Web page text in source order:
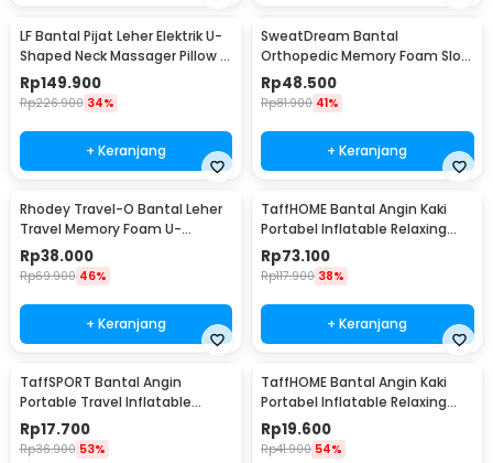
LF Bantal Pijat Leher Elektrik U-
Shaped Neck Massager Pillow -
LR-S100
Rp149.900
Rp226.900 34%
+ Keranjang
SweatDream Bantal
Orthopedic Memory Foam Slow
Rebound Bamboo - SD600
Rp48.500
Rp81.900 41%
+ Keranjang
Rhodey Travel-O Bantal Leher
Travel Memory Foam U-
Shaped Neck Pillow - SR43
Rp38.000
Rp69.900 46%
+ Keranjang
TaffHOME Bantal Angin Kaki
Portabel Inflatable Relaxing
Foot Rest - BSZ0020
Rp73.100
Rp117.900 38%
+ Keranjang
TaffSPORT Bantal Angin
Portable Travel Inflatable
Aeros Pillow - F8057
Rp17.700
Rp36.900 53%
TaffHOME Bantal Angin Kaki
Portabel Inflatable Relaxing
Feet Pillow - IAF-05
Rp19.600
Rp41.900 54%